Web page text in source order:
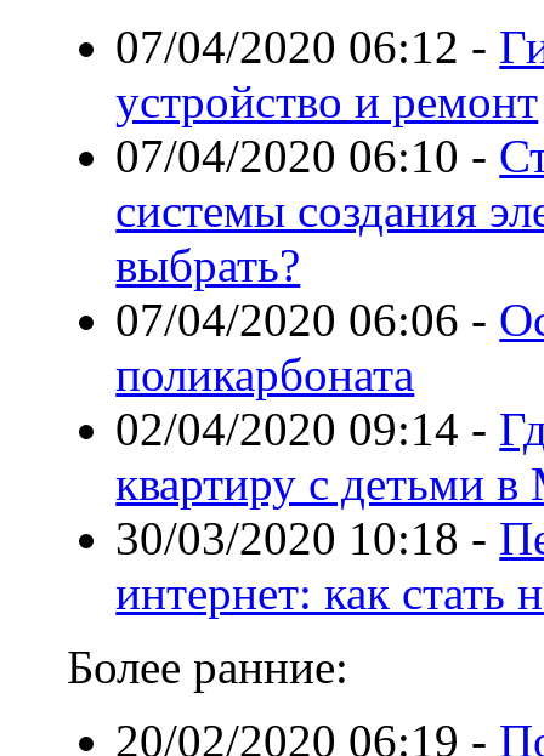
07/04/2020 06:12 -
устройство и ремонт
07/04/2020 06:10 -
системы создания
выбрать?
07/04/2020 06:06 -
поликарбоната
02/04/2020 09:14 -
квартиру с детьми в
30/03/2020 10:18 -
интернет: как стать
Более ранние:
20/02/2020 06:19 -